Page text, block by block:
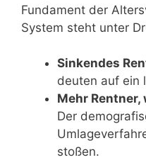
Fundament der
System steht unter
Sinkendes
deuten auf ein
Mehr
Der
stoßen.